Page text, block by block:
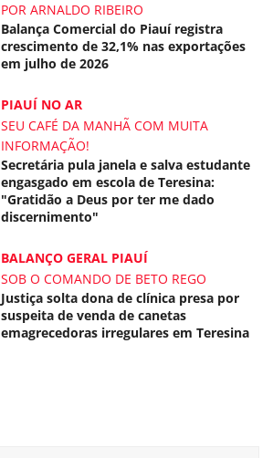
POR ARNALDO RIBEIRO
Balança Comercial do Piauí registra
crescimento de 32,1% nas exportações
em julho de 2026
PIAUÍ NO AR
SEU CAFÉ DA MANHÃ COM MUITA
INFORMAÇÃO!
Secretária pula janela e salva estudante
engasgado em escola de Teresina:
"Gratidão a Deus por ter me dado
discernimento"
BALANÇO GERAL PIAUÍ
SOB O COMANDO DE BETO REGO
Justiça solta dona de clínica presa por
suspeita de venda de canetas
emagrecedoras irregulares em Teresina